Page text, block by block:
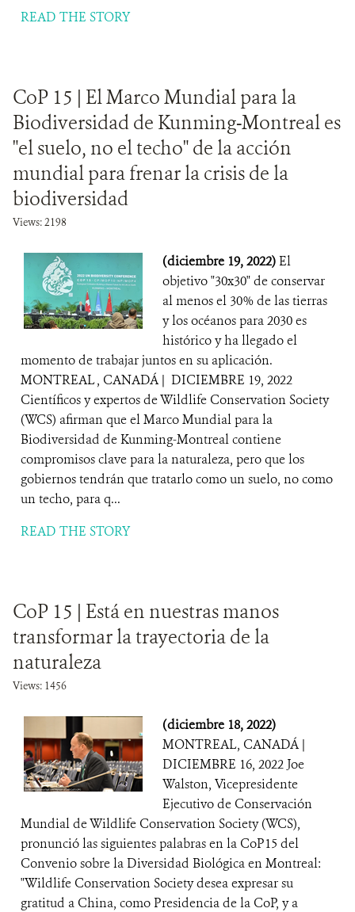
READ THE STORY
CoP 15 | El Marco Mundial para la
Biodiversidad de Kunming-Montreal es
"el suelo, no el techo" de la acción
mundial para frenar la crisis de la
biodiversidad
Views: 2198
(diciembre 19, 2022)El
objetivo "30x30" de conservar
al menos el 30% de las tierras
y los océanos para 2030 es
histórico y ha llegado el
momento de trabajar juntos en su aplicación.
MONTREAL , CANADÁ | DICIEMBRE 19, 2022
Científicos y expertos de Wildlife Conservation Society
(WCS) afirman que el Marco Mundial para la
Biodiversidad de Kunming-Montreal contiene
compromisos clave para la naturaleza, pero que los
gobiernos tendrán que tratarlo como un suelo, no como
un techo, para q...
READ THE STORY
CoP 15 | Está en nuestras manos
transformar la trayectoria de la
naturaleza
Views: 1456
(diciembre 18, 2022)
MONTREAL, CANADÁ |
DICIEMBRE 16, 2022 Joe
Walston, Vicepresidente
Ejecutivo de Conservación
Mundial de Wildlife Conservation Society (WCS),
pronunció las siguientes palabras en la CoP15 del
Convenio sobre la Diversidad Biológica en Montreal:
"Wildlife Conservation Society desea expresar su
gratitud a China, como Presidencia de la CoP, y a